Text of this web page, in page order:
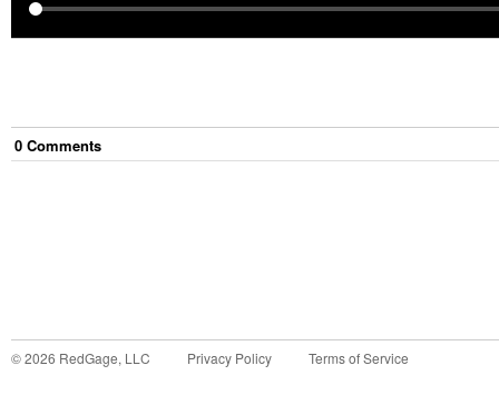
0 Comments
©2026 RedGage, LLC Privacy Policy Terms of Service